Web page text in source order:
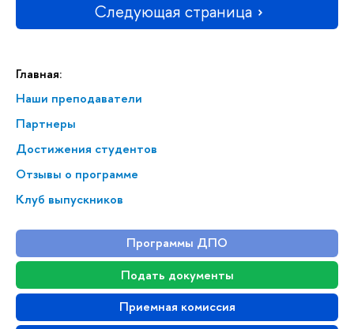
Главная:
Наши преподаватели
Партнеры
Достижения студентов
Отзывы о программе
Клуб выпускников
Программы ДПО
Подать документы
Приемная комиссия
Следующая страница